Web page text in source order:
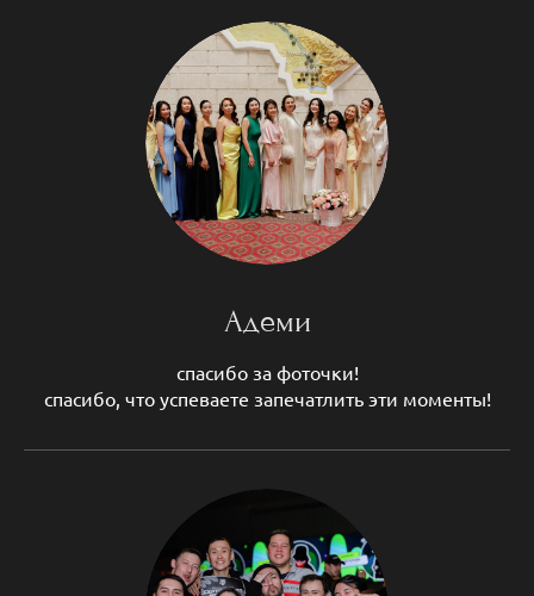
Адеми
спасибо за фоточки!
спасибо, что успеваете запечатлить эти моменты!